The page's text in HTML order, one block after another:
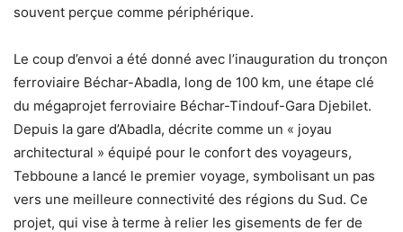
souvent perçue comme périphérique.
Le coup d’envoi a été donné avec l’inauguration du tronçon
ferroviaire Béchar-Abadla, long de 100 km, une étape clé
du mégaprojet ferroviaire Béchar-Tindouf-Gara Djebilet.
Depuis la gare d’Abadla, décrite comme un « joyau
architectural » équipé pour le confort des voyageurs,
Tebboune a lancé le premier voyage, symbolisant un pas
vers une meilleure connectivité des régions du Sud. Ce
projet, qui vise à terme à relier les gisements de fer de